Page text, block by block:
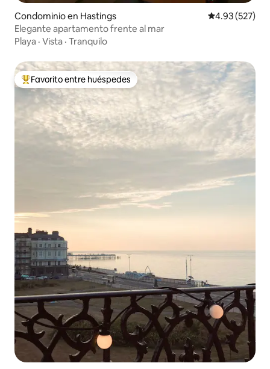
Condominio en Hastings Calificación
4.93 (527)
Elegante apartamento frente al mar
Playa · Vista · Tranquilo
De los mejores en Favorito entre huéspedes
Favorito entre huéspedes